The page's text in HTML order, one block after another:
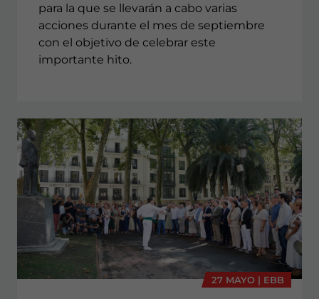
para la que se llevarán a cabo varias
acciones durante el mes de septiembre
con el objetivo de celebrar este
importante hito.
27 MAYO | EBB